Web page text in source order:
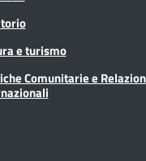
e turismo
Comunitarie e